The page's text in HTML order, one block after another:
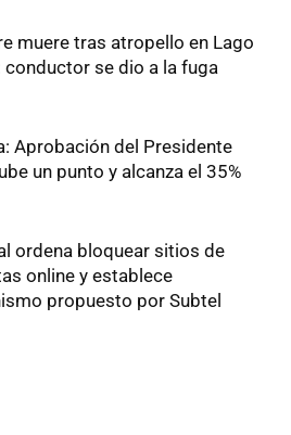
muere tras atropello en Lago
conductor se dio a la fuga
Aprobación del Presidente
un punto y alcanza el 35%
ordena bloquear sitios de
online y establece
propuesto por Subtel